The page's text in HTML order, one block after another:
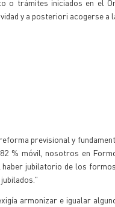
o trámites iniciados en el
y a posteriori acogerse a
previsional y
% móvil, nosotros en
jubilatorio de los
armonizar e igualar